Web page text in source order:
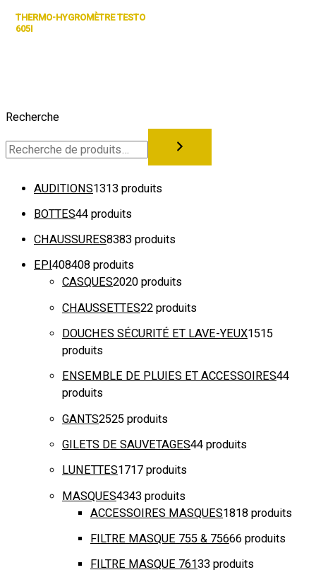
Recherche
AUDITIONS1313 produits
BOTTES44 produits
CHAUSSURES8383 produits
EPI 408408 produits
CASQUES2020 produits
CHAUSSETTES22 produits
DOUCHES SÉCURITÉ ET LAVE-YEUX1515
produits
ENSEMBLE DE PLUIES ET ACCESSOIRES44
produits
GANTS2525 produits
GILETS DE SAUVETAGES44 produits
LUNETTES1717 produits
MASQUES4343 produits
ACCESSOIRES MASQUES1818 produits
FILTRE MASQUE 755 & 75666 produits
FILTRE MASQUE 76133 produits
THERMO-HYGROMÈTRE TESTO
605I